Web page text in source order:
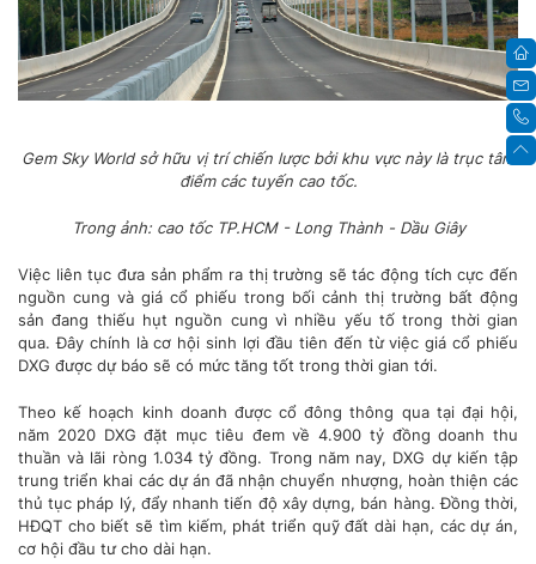
Gem Sky World sở hữu vị trí chiến lược bởi khu vực này là trục tâm
điểm các tuyến cao tốc.
Trong ảnh: cao tốc TP.HCM - Long Thành - Dầu Giây
Việc liên tục đưa sản phẩm ra thị trường sẽ tác động tích cực đến
nguồn cung và giá cổ phiếu trong bối cảnh thị trường bất động
sản đang thiếu hụt nguồn cung vì nhiều yếu tố trong thời gian
qua. Đây chính là cơ hội sinh lợi đầu tiên đến từ việc giá cổ phiếu
DXG được dự báo sẽ có mức tăng tốt trong thời gian tới.
Theo kế hoạch kinh doanh được cổ đông thông qua tại đại hội,
năm 2020 DXG đặt mục tiêu đem về 4.900 tỷ đồng doanh thu
thuần và lãi ròng 1.034 tỷ đồng. Trong năm nay, DXG dự kiến tập
trung triển khai các dự án đã nhận chuyển nhượng, hoàn thiện các
thủ tục pháp lý, đẩy nhanh tiến độ xây dựng, bán hàng. Đồng thời,
HĐQT cho biết sẽ tìm kiếm, phát triển quỹ đất dài hạn, các dự án,
cơ hội đầu tư cho dài hạn.